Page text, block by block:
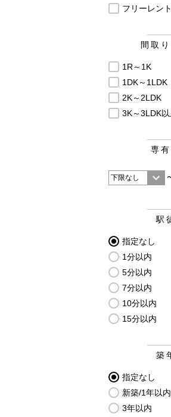
フリーレント
間取
1R～1K
1DK～1LDK
2K～2LDK
3K～3LDK以
専
駅
指定なし
1分以内
5分以内
7分以内
10分以内
15分以内
築
指定なし
新築/1年以内
3年以内